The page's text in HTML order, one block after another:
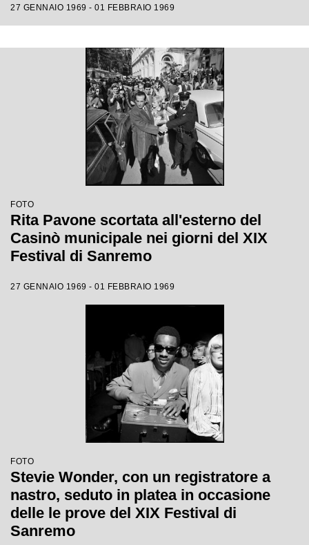
27 GENNAIO 1969 - 01 FEBBRAIO 1969
FOTO
Rita Pavone scortata all'esterno del
Casinò municipale nei giorni del XIX
Festival di Sanremo
27 GENNAIO 1969 - 01 FEBBRAIO 1969
FOTO
Stevie Wonder, con un registratore a
nastro, seduto in platea in occasione
delle le prove del XIX Festival di
Sanremo